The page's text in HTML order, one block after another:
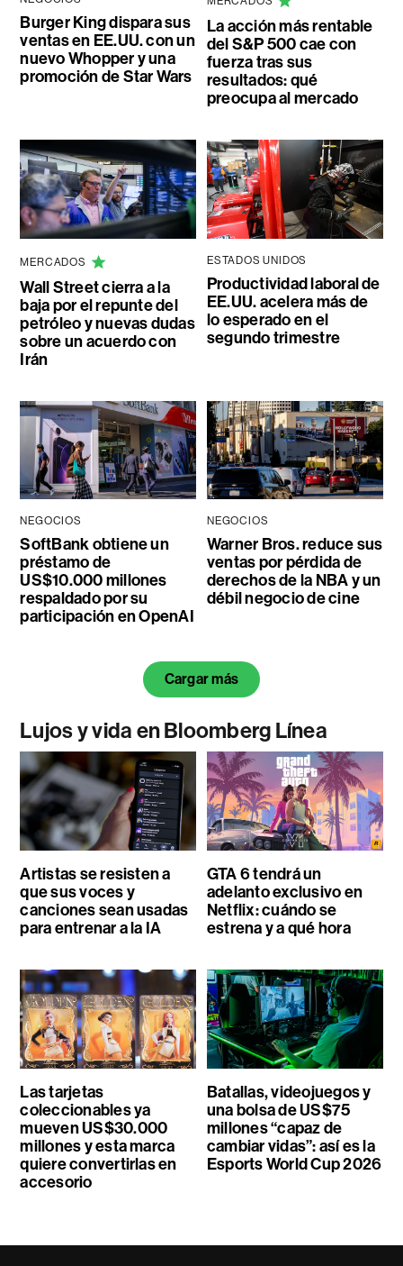
Burger King dispara sus
ventas en EE.UU. con un
nuevo Whopper y una
promoción de Star Wars
La acción más rentable
del S&P 500 cae con
fuerza tras sus
resultados: qué
preocupa al mercado
MERCADOS
Wall Street cierra a la
baja por el repunte del
petróleo y nuevas dudas
sobre un acuerdo con
Irán
ESTADOS UNIDOS
Productividad laboral de
EE.UU. acelera más de
lo esperado en el
segundo trimestre
NEGOCIOS
SoftBank obtiene un
préstamo de
US$10.000 millones
respaldado por su
participación en OpenAI
NEGOCIOS
Warner Bros. reduce sus
ventas por pérdida de
derechos de la NBA y un
débil negocio de cine
Cargar más
Lujos y vida en Bloomberg Línea
Artistas se resisten a
que sus voces y
canciones sean usadas
para entrenar a la IA
GTA 6 tendrá un
adelanto exclusivo en
Netflix: cuándo se
estrena y a qué hora
Las tarjetas
coleccionables ya
mueven US$30.000
millones y esta marca
quiere convertirlas en
accesorio
Batallas, videojuegos y
una bolsa de US$75
millones “capaz de
cambiar vidas”: así es la
Esports World Cup 2026